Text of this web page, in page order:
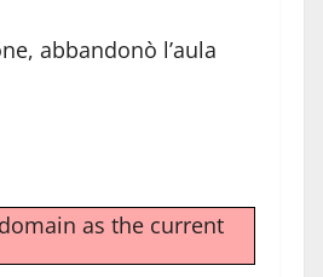
abbandonò l’aula
as the current